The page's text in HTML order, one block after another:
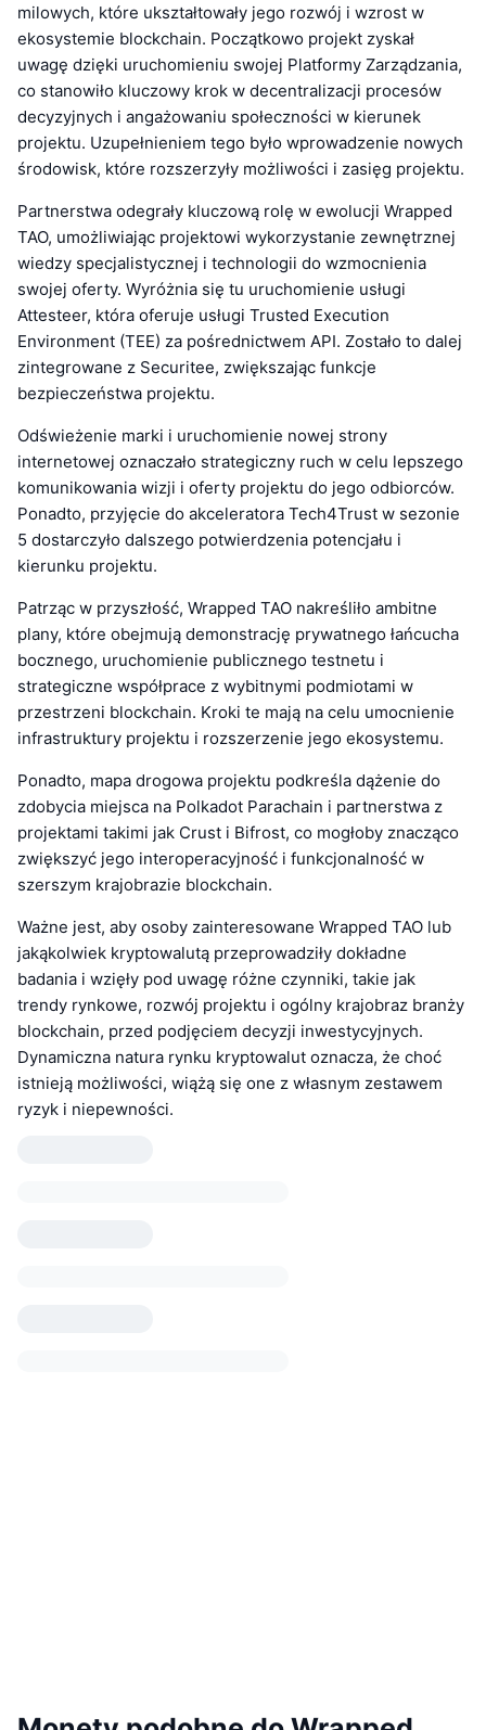
milowych, które ukształtowały jego rozwój i wzrost w
ekosystemie blockchain. Początkowo projekt zyskał
uwagę dzięki uruchomieniu swojej Platformy Zarządzania,
co stanowiło kluczowy krok w decentralizacji procesów
decyzyjnych i angażowaniu społeczności w kierunek
projektu. Uzupełnieniem tego było wprowadzenie nowych
środowisk, które rozszerzyły możliwości i zasięg projektu.
Partnerstwa odegrały kluczową rolę w ewolucji Wrapped
TAO, umożliwiając projektowi wykorzystanie zewnętrznej
wiedzy specjalistycznej i technologii do wzmocnienia
swojej oferty. Wyróżnia się tu uruchomienie usługi
Attesteer, która oferuje usługi Trusted Execution
Environment (TEE) za pośrednictwem API. Zostało to dalej
zintegrowane z Securitee, zwiększając funkcje
bezpieczeństwa projektu.
Odświeżenie marki i uruchomienie nowej strony
internetowej oznaczało strategiczny ruch w celu lepszego
komunikowania wizji i oferty projektu do jego odbiorców.
Ponadto, przyjęcie do akceleratora Tech4Trust w sezonie
5 dostarczyło dalszego potwierdzenia potencjału i
kierunku projektu.
Patrząc w przyszłość, Wrapped TAO nakreśliło ambitne
plany, które obejmują demonstrację prywatnego łańcucha
bocznego, uruchomienie publicznego testnetu i
strategiczne współprace z wybitnymi podmiotami w
przestrzeni blockchain. Kroki te mają na celu umocnienie
infrastruktury projektu i rozszerzenie jego ekosystemu.
Ponadto, mapa drogowa projektu podkreśla dążenie do
zdobycia miejsca na Polkadot Parachain i partnerstwa z
projektami takimi jak Crust i Bifrost, co mogłoby znacząco
zwiększyć jego interoperacyjność i funkcjonalność w
szerszym krajobrazie blockchain.
Ważne jest, aby osoby zainteresowane Wrapped TAO lub
jakąkolwiek kryptowalutą przeprowadziły dokładne
badania i wzięły pod uwagę różne czynniki, takie jak
trendy rynkowe, rozwój projektu i ogólny krajobraz branży
blockchain, przed podjęciem decyzji inwestycyjnych.
Dynamiczna natura rynku kryptowalut oznacza, że choć
istnieją możliwości, wiążą się one z własnym zestawem
ryzyk i niepewności.